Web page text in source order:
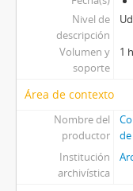
Nivel de
descripción
Volumen y
soporte
1
Área de contexto
Nombre del
productor
Institución
archivística